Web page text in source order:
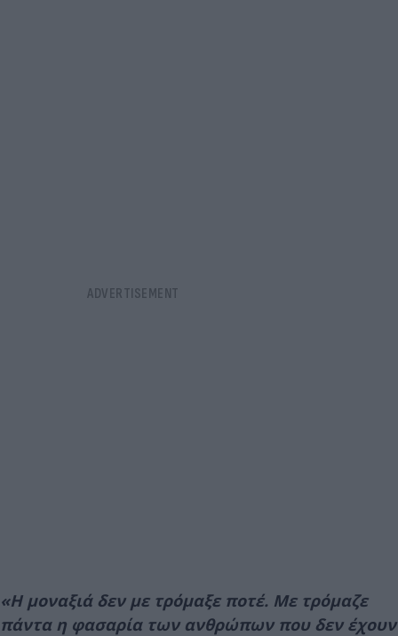
«Η μοναξιά δεν με τρόμαξε ποτέ. Με τρόμαζε
πάντα η φασαρία των ανθρώπων που δεν έχουν